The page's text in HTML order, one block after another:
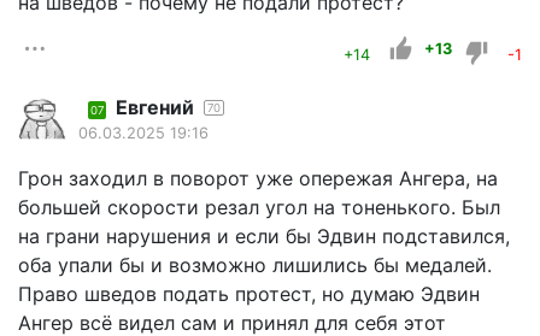
+14 +13 -1
07 Евгений 70
06.03.2025 19:16
Грон заходил в поворот уже опережая Ангера, на
большей скорости резал угол на тоненького. Был
на грани нарушения и если бы Эдвин подставился,
оба упали бы и возможно лишились бы медалей.
Право шведов подать протест, но думаю Эдвин
Ангер всё видел сам и принял для себя этот